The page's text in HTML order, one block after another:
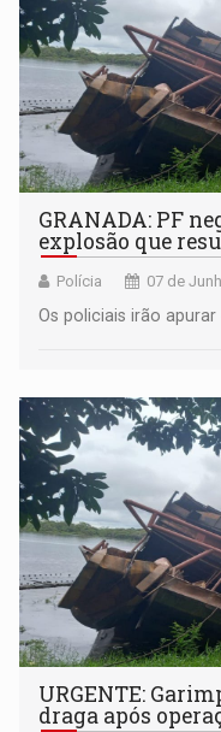
GRANADA: PF
explosão que
Polícia 07 de
Os policiais irão
URGENTE:
draga após